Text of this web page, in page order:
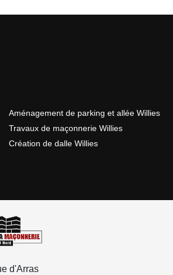
Aménagement de parking et allée Willies
Travaux de maçonnerie Willies
Création de dalle Willies
d'Arras